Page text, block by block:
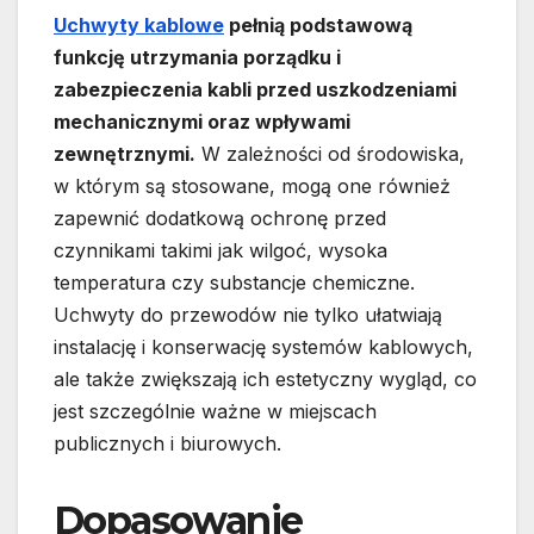
Uchwyty kablowe pełnią podstawową
funkcję utrzymania porządku i
zabezpieczenia kabli przed uszkodzeniami
mechanicznymi oraz wpływami
zewnętrznymi. W zależności od środowiska,
w którym są stosowane, mogą one również
zapewnić dodatkową ochronę przed
czynnikami takimi jak wilgoć, wysoka
temperatura czy substancje chemiczne.
Uchwyty do przewodów nie tylko ułatwiają
instalację i konserwację systemów kablowych,
ale także zwiększają ich estetyczny wygląd, co
jest szczególnie ważne w miejscach
publicznych i biurowych.
Dopasowanie